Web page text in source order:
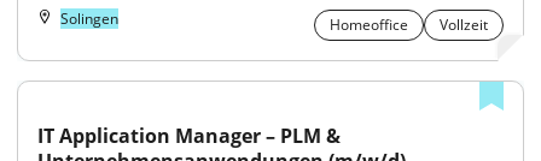
Solingen Homeoffice Vollzeit
IT Application Manager – PLM &